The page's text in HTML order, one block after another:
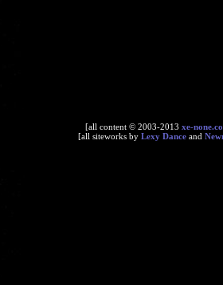
[all content © 2003-2013 xe-
[all siteworks by Lexy Danceand